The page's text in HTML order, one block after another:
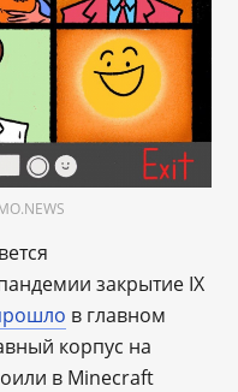
закрытие IX
в главном
корпус на
в Minecraft